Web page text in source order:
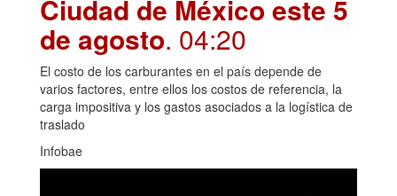
Ciudad de México este 5
de agosto. 04:20
El costo de los carburantes en el país depende de
varios factores, entre ellos los costos de referencia, la
carga impositiva y los gastos asociados a la logística de
traslado
Infobae